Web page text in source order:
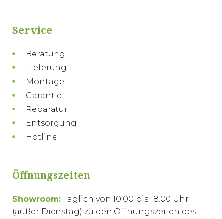
Service
Beratung
Lieferung
Montage
Garantie
Reparatur
Entsorgung
Hotline
Öffnungszeiten
Showroom: Täglich von 10.00 bis 18.00 Uhr
(außer Dienstag) zu den Öffnungszeiten des